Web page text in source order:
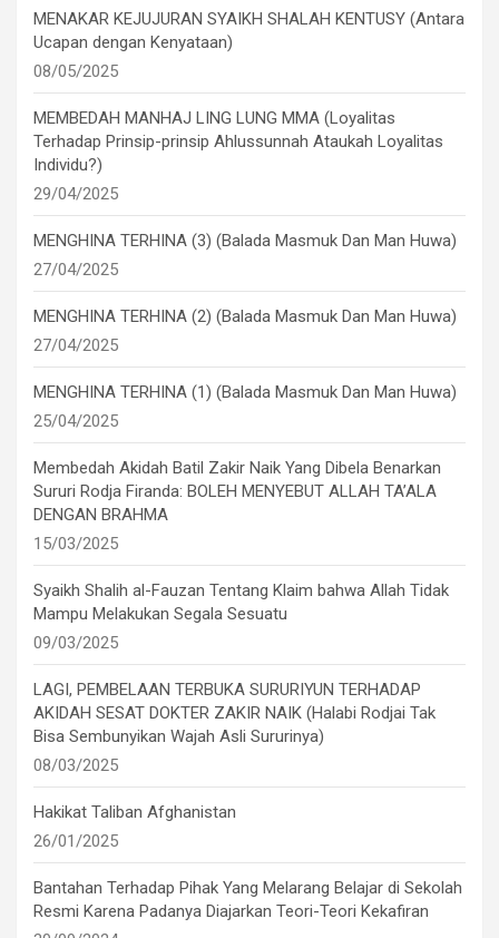
MENAKAR KEJUJURAN SYAIKH SHALAH KENTUSY (Antara
Ucapan dengan Kenyataan)
08/05/2025
MEMBEDAH MANHAJ LING LUNG MMA (Loyalitas
Terhadap Prinsip-prinsip Ahlussunnah Ataukah Loyalitas
Individu?)
29/04/2025
MENGHINA TERHINA (3) (Balada Masmuk Dan Man Huwa)
27/04/2025
MENGHINA TERHINA (2) (Balada Masmuk Dan Man Huwa)
27/04/2025
MENGHINA TERHINA (1) (Balada Masmuk Dan Man Huwa)
25/04/2025
Membedah Akidah Batil Zakir Naik Yang Dibela Benarkan
Sururi Rodja Firanda: BOLEH MENYEBUT ALLAH TA’ALA
DENGAN BRAHMA
15/03/2025
Syaikh Shalih al-Fauzan Tentang Klaim bahwa Allah Tidak
Mampu Melakukan Segala Sesuatu
09/03/2025
LAGI, PEMBELAAN TERBUKA SURURIYUN TERHADAP
AKIDAH SESAT DOKTER ZAKIR NAIK (Halabi Rodjai Tak
Bisa Sembunyikan Wajah Asli Sururinya)
08/03/2025
Hakikat Taliban Afghanistan
26/01/2025
Bantahan Terhadap Pihak Yang Melarang Belajar di Sekolah
Resmi Karena Padanya Diajarkan Teori-Teori Kekafiran